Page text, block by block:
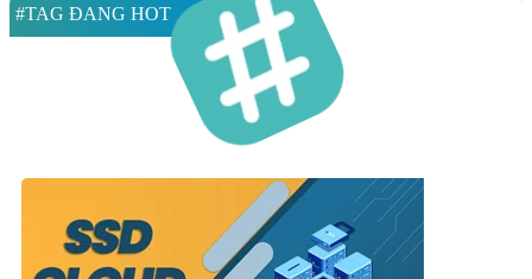
#TAG ĐANG HOT